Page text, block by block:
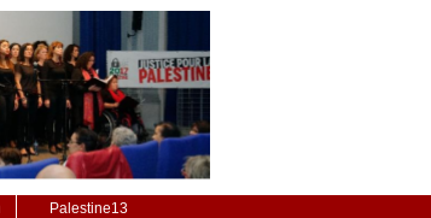
Palestine13